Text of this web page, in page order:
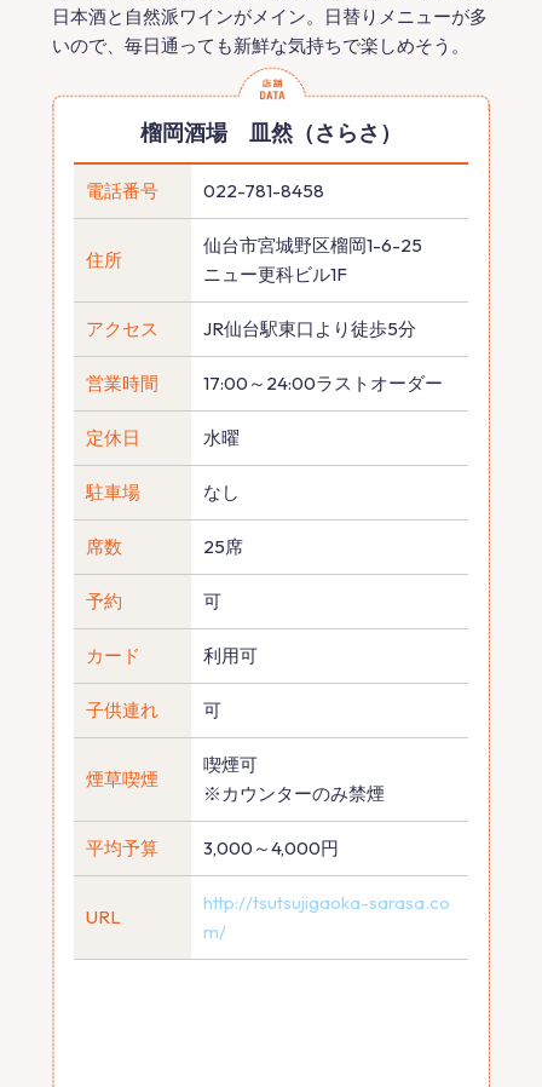
日本酒と自然派ワインがメイン。日替りメニューが多
いので、毎日通っても新鮮な気持ちで楽しめそう。
榴岡酒場 皿然（さらさ）
電話番号 022-781-8458
住所
仙台市宮城野区榴岡1-6-25
ニュー更科ビル1F
アクセス JR仙台駅東口より徒歩5分
営業時間 17:00～24:00ラストオーダー
定休日 水曜
駐車場 なし
席数 25席
予約 可
カード 利用可
子供連れ 可
煙草喫煙
喫煙可
※カウンターのみ禁煙
平均予算 3,000～4,000円
URL
http://tsutsujigaoka-sarasa.co
m/